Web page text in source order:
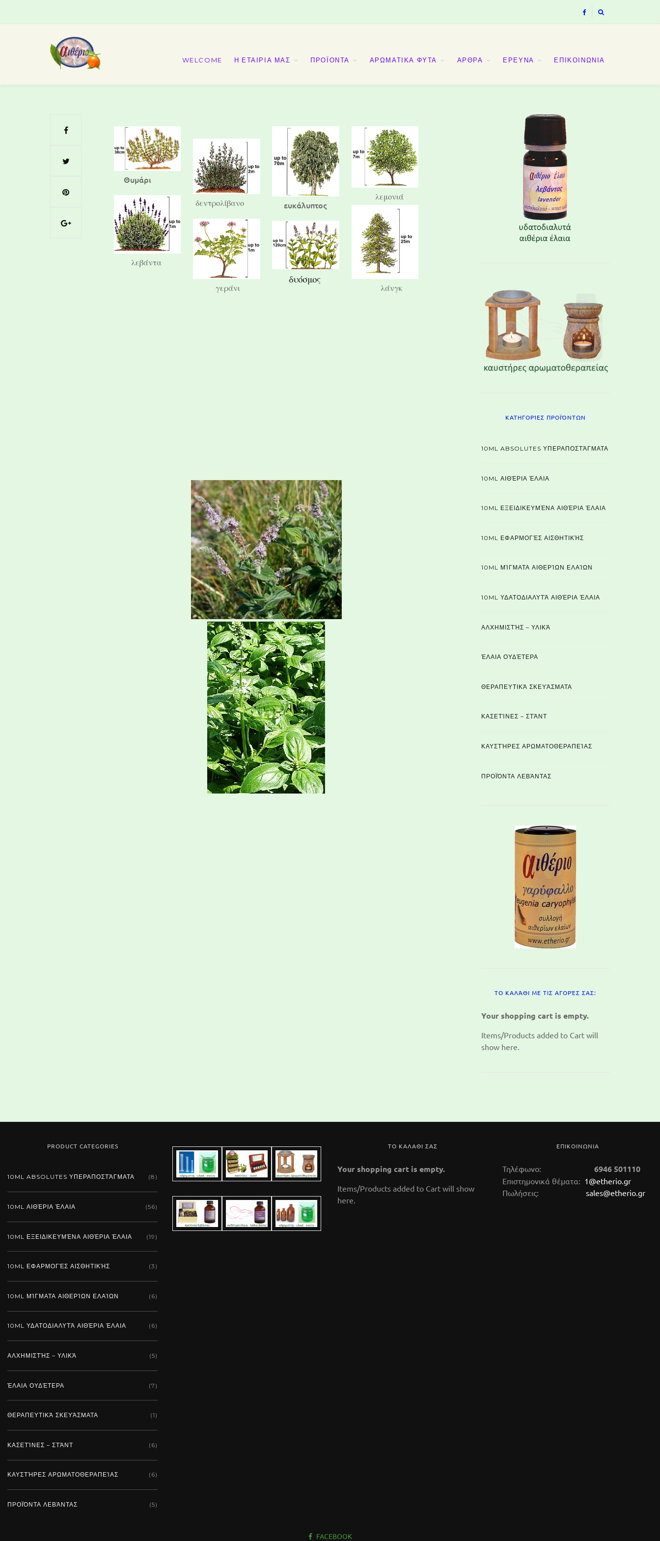
WELCOME Η ΕΤΑΙΡΙΑ ΜΑΣ ΠΡΟΪΟΝΤΑ ΑΡΩΜΑΤΙΚΑ ΦΥΤΑ ΑΡΘΡΑ ΕΡΕΥΝΑ ΕΠΙΚΟΙΝΩΝΙΑ
Θυμάρι
λεβάντα
δεντρολίβανο
γεράνι
ευκάλυπτος
δυόσμος
λεμονιά
λάνγκ
ΚΑΤΗΓΟΡΊΕΣ ΠΡΟΪΌΝΤΩΝ
10ML ABSOLUTES ΥΠΕΡΑΠΟΣΤΆΓΜΑΤΑ
10ML ΑΙΘΈΡΙΑ ΈΛΑΙΑ
10ML ΕΞΕΙΔΙΚΕΥΜΈΝΑ ΑΙΘΈΡΙΑ ΈΛΑΙΑ
10ML ΕΦΑΡΜΟΓΈΣ ΑΙΣΘΗΤΙΚΉΣ
10ML ΜΊΓΜΑΤΑ ΑΙΘΕΡΊΩΝ ΕΛΑΊΩΝ
10ML ΥΔΑΤΟΔΙΑΛΥΤΆ ΑΙΘΈΡΙΑ ΈΛΑΙΑ
ΑΛΧΗΜΙΣΤΉΣ – ΥΛΙΚΆ
ΈΛΑΙΑ ΟΥΔΈΤΕΡΑ
ΘΕΡΑΠΕΥΤΙΚΆ ΣΚΕΥΆΣΜΑΤΑ
ΚΑΣΕΤΊΝΕΣ – ΣΤΆΝΤ
ΚΑΥΣΤΉΡΕΣ ΑΡΩΜΑΤΟΘΕΡΑΠΕΊΑΣ
ΠΡΟΪΌΝΤΑ ΛΕΒΆΝΤΑΣ
ΤΟ ΚΑΛΆΘΙ ΜΕ ΤΙΣ ΑΓΟΡΈΣ ΣΑΣ:
Your shopping cart is empty.
Items/Products added to Cart will
show here.
PRODUCT CATEGORIES
10ML ABSOLUTES ΥΠΕΡΑΠΟΣΤΆΓΜΑΤΑ (8)
10ML ΑΙΘΈΡΙΑ ΈΛΑΙΑ (56)
10ML ΕΞΕΙΔΙΚΕΥΜΈΝΑ ΑΙΘΈΡΙΑ ΈΛΑΙΑ (19)
10ML ΕΦΑΡΜΟΓΈΣ ΑΙΣΘΗΤΙΚΉΣ (3)
10ML ΜΊΓΜΑΤΑ ΑΙΘΕΡΊΩΝ ΕΛΑΊΩΝ (6)
10ML ΥΔΑΤΟΔΙΑΛΥΤΆ ΑΙΘΈΡΙΑ ΈΛΑΙΑ (6)
ΑΛΧΗΜΙΣΤΉΣ – ΥΛΙΚΆ (5)
ΈΛΑΙΑ ΟΥΔΈΤΕΡΑ (7)
ΘΕΡΑΠΕΥΤΙΚΆ ΣΚΕΥΆΣΜΑΤΑ (1)
ΚΑΣΕΤΊΝΕΣ – ΣΤΆΝΤ (6)
ΚΑΥΣΤΉΡΕΣ ΑΡΩΜΑΤΟΘΕΡΑΠΕΊΑΣ (6)
ΠΡΟΪΌΝΤΑ ΛΕΒΆΝΤΑΣ (5)
ΤΟ ΚΑΛΑΘΙ ΣΑΣ
Your shopping cart is empty.
Items/Products added to Cart will show
here.
ΕΠΙΚΟΙΝΩΝΙΑ
Τηλέφωνο: 6946 501110
Επιστημονικά θέματα: 1@etherio.gr
Πωλήσεις: sales@etherio.gr
FACEBOOK